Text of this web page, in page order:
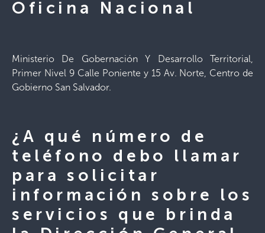
Oficina Nacional
Ministerio De Gobernación Y Desarrollo Territorial,
Primer Nivel 9 Calle Poniente y 15 Av. Norte, Centro de
Gobierno San Salvador.
¿A qué número de
teléfono debo llamar
para solicitar
información sobre los
servicios que brinda